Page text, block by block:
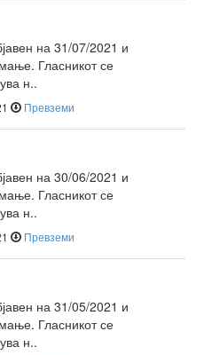
на 31/07/2021 и
Гласникот се
н..
Превземи
на 30/06/2021 и
Гласникот се
н..
Превземи
на 31/05/2021 и
Гласникот се
н..